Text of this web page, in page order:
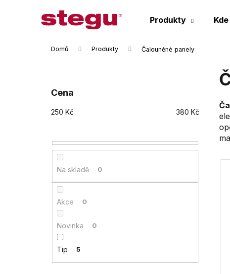
Produkty
Domů Produkty Čalouněné panely
Cena
250 Kč 380 Kč
Na skladě 0
Akce 0
Novinka 0
Tip 5
V
Zpět
Zpět